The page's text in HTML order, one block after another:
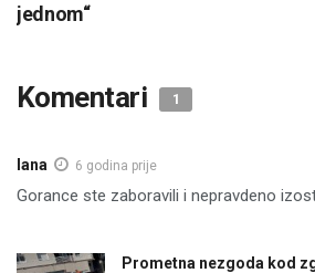
jednom“
Komentari 1
lana 6 godina prije
Gorance ste zaboravili i nepravdeno
Prometna nezgoda kod